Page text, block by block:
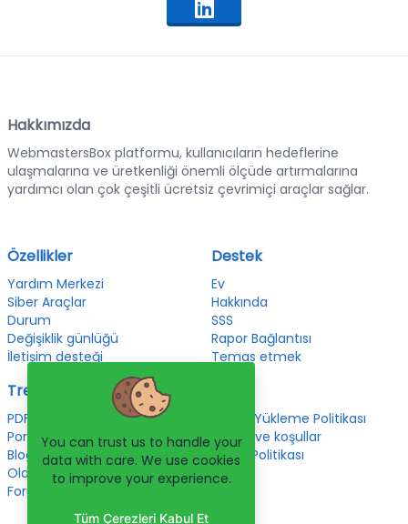
Hakkımızda
WebmastersBox platformu, kullanıcıların hedeflerine
ulaşmalarına ve üretkenliği önemli ölçüde artırmalarına
yardımcı olan çok çeşitli ücretsiz çevrimiçi araçlar sağlar.
Özellikler
Yardım Merkezi
Siber Araçlar
Durum
Değişiklik günlüğü
İletişim desteği
Destek
Ev
Hakkında
SSS
Rapor Bağlantısı
Temas etmek
Trend olan
PDF Araçları
Portföy
Blog
Olaylar
Forumlar
Dosya Yükleme Politikası
şartlar ve koşullar
Gizlilik Politikası
You can trust us to handle your
data with care. We use cookies
to improve your experience.
Tüm Çerezleri Kabul Et